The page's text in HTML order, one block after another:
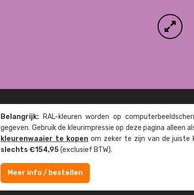
Belangrijk: RAL-kleuren worden op
gegeven. Gebruik de kleur­impressie op deze pagina alleen
kleuren­waaier te kopenom zeker te zijn van de juiste
slechts €154,95(exclusief BTW).
Meer info / bestellen